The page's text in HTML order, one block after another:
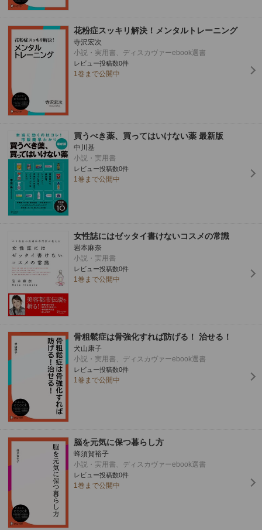
花粉症スッキリ解決！メンタルトレーニング
寺沢宏次
小説・実用書、ディスカヴァーebook選書
レビュー投稿数0件
1巻まで公開中
買うべき薬、買ってはいけない薬 最新版
中川基
小説・実用書
レビュー投稿数0件
1巻まで公開中
女性誌にはゼッタイ書けないコスメの常識
岩本麻奈
小説・実用書
レビュー投稿数0件
1巻まで公開中
骨粗鬆症は骨強化すれば防げる！ 治せる！
犬山康子
小説・実用書、ディスカヴァーebook選書
レビュー投稿数0件
1巻まで公開中
脳を元気に保つ暮らし方
蜂須賀裕子
小説・実用書、ディスカヴァーebook選書
レビュー投稿数0件
1巻まで公開中